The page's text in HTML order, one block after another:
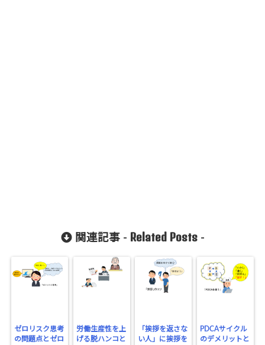
関連記事 - Related Posts-
ゼロリスク思考
の問題点とゼロ
労働生産性を上
げる脱ハンコと
「挨拶を返さな
い人」に挨拶を
PDCAサイクル
のデメリットと